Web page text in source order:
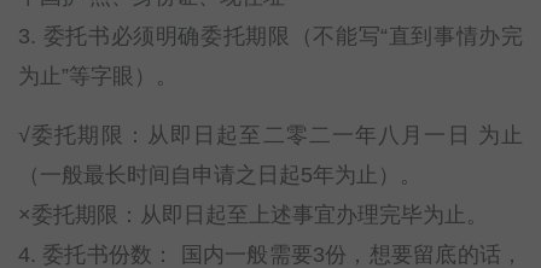
3. 委托书必须明确委托期限（不能写“直到事情办完
为止”等字眼）。
√委托期限：从即日起至二零二一年八月一日 为止
（一般最长时间自申请之日起5年为止）。
×委托期限：从即日起至上述事宜办理完毕为止。
4. 委托书份数： 国内一般需要3份，想要留底的话，